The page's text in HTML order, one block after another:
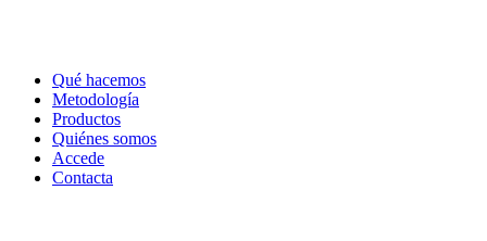
Qué hacemos
Metodología
Productos
Quiénes somos
Accede
Contacta